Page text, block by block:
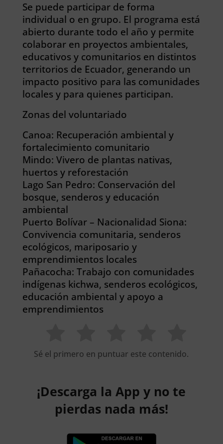
Se puede participar de forma
individual o en grupo. El programa está
abierto durante todo el año y permite
colaborar en proyectos ambientales,
educativos y comunitarios en distintos
territorios de Ecuador, generando un
impacto positivo para las comunidades
locales y para quienes participan.
Zonas del voluntariado
Canoa: Recuperación ambiental y
fortalecimiento comunitario
Mindo: Vivero de plantas nativas,
huertos y reforestación
Lago San Pedro: Conservación del
bosque, senderos y educación
ambiental
Puerto Bolívar – Nacionalidad Siona:
Convivencia comunitaria, senderos
ecológicos, mariposario y
emprendimientos locales
Pañacocha: Trabajo con comunidades
indígenas kichwa, senderos ecológicos,
educación ambiental y apoyo a
emprendimientos
Sé el primero en puntuar este contenido.
¡Descarga la App y no te
pierdas nada más!